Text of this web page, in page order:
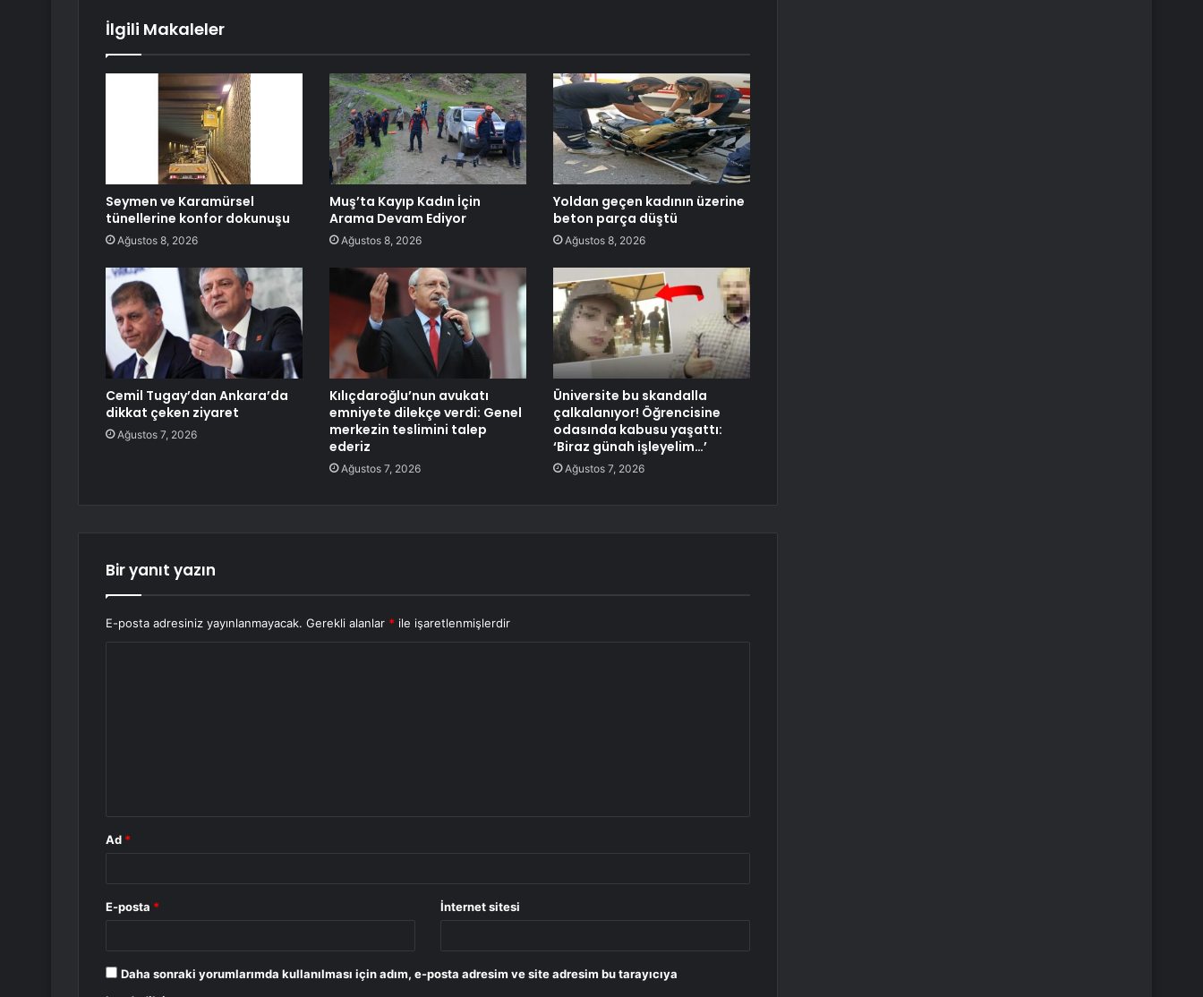
İlgili Makaleler
Seymen ve Karamürsel
tünellerine konfor dokunuşu
Ağustos 8, 2026
Muş’ta Kayıp Kadın İçin
Arama Devam Ediyor
Ağustos 8, 2026
Yoldan geçen kadının üzerine
beton parça düştü
Ağustos 8, 2026
Cemil Tugay’dan Ankara’da
dikkat çeken ziyaret
Ağustos 7, 2026
Kılıçdaroğlu’nun avukatı
emniyete dilekçe verdi: Genel
merkezin teslimini talep
ederiz
Ağustos 7, 2026
Üniversite bu skandalla
çalkalanıyor! Öğrencisine
odasında kabusu yaşattı:
‘Biraz günah işleyelim…’
Ağustos 7, 2026
Bir yanıt yazın
E-posta adresiniz yayınlanmayacak. Gerekli alanlar * ile işaretlenmişlerdir
Ad *
E-posta * İnternet sitesi
Daha sonraki yorumlarımda kullanılması için adım, e-posta adresim ve site adresim bu tarayıcıya